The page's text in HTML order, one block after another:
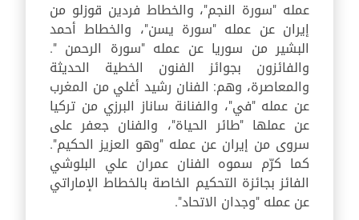
عمله "سورة النجم"، والخطاط فردين قوزلو من
إيران عن عمله "سورة يسن"، والخطاط أحمد
البشير من سوريا عن عمله "سورة الرحمن ".
والفائزون بجوائز الفنون الخطية الحديثة
والمعاصرة، وهم: الفنان رشيد أغلي من المغرب
عن عمله "في"، والفنانة ساناز البرزي من تركيا
عن عملها "طائر الحياة"، والفنان جعفر على
سروى من إيران عن عمله "وهو العزيز الحكيم".
كما كرّم سموه الفنان عمران علي البلوشي
الفائز بجائزة التحكيم الخاصة بالخطاط الإماراتي
عن عمله "وجدان الاتحاد".